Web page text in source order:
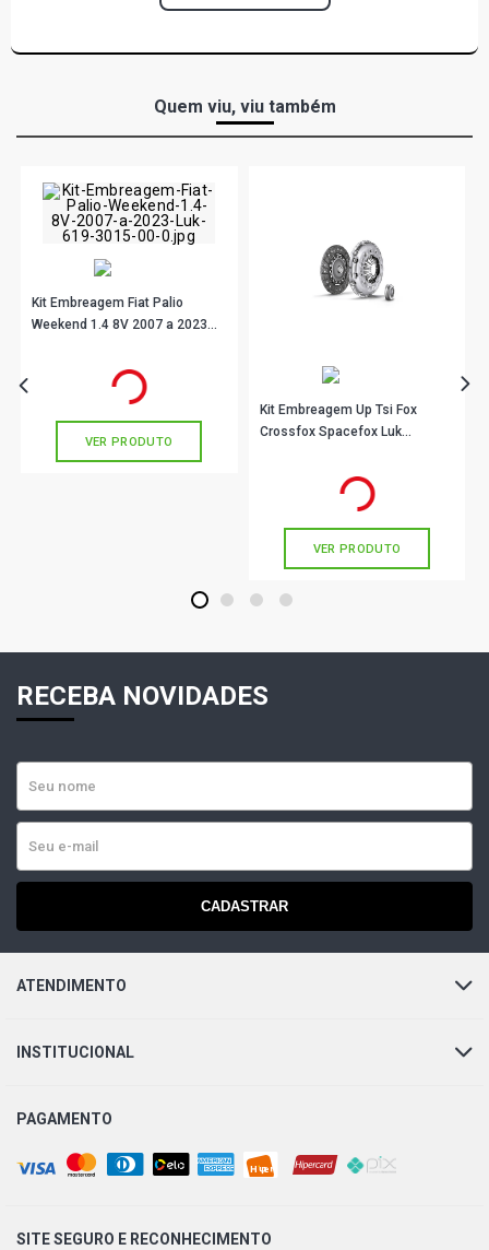
Quem viu, viu também
Kit Embreagem Fiat Palio
Weekend 1.4 8V 2007 a 2023
em até 10x de
VER PRODUTO
Kit Embreagem Up Tsi Fox
Crossfox Spacefox Luk
em até 10x de
VER PRODUTO
1 2 3 4
RECEBA NOVIDADES
CADASTRAR
ATENDIMENTO
INSTITUCIONAL
PAGAMENTO
SITE SEGURO E RECONHECIMENTO